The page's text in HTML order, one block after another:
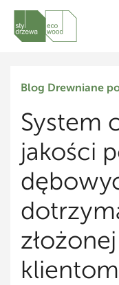
Blog Drewniane
System
jakości
klientom